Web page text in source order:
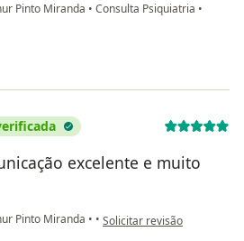
Pinto Miranda • Consulta Psiquiatria •
Marinho
excelente e muito
Pinto Miranda • • na opinião do utilizador
Solicitar revisão